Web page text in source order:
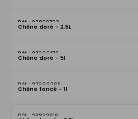
28892793
Chêne doré - 2,5L
27666173
Chêne doré - 5l
27666265
Chêne foncé - 1l
28892816